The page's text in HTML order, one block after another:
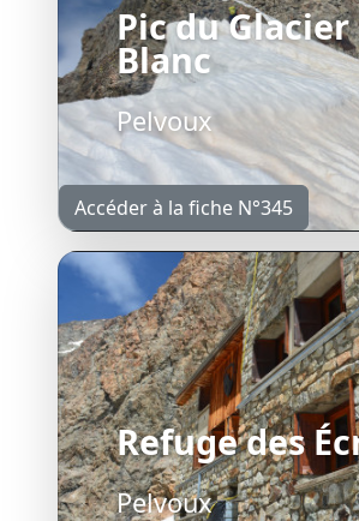
Pic du Glacier
Blanc
Pelvoux
Accéder à la fiche N°345
Refuge des
Pelvoux